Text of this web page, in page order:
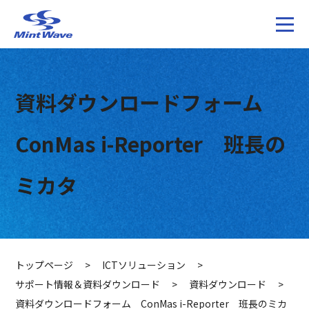
資料ダウンロードフォーム
ConMas i-Reporter 班長の
ミカタ
トップページ > ICTソリューション
>
サポート情報＆資料ダウンロード
> 資料ダウンロード
>
資料ダウンロードフォーム ConMas i-Reporter 班長のミカ